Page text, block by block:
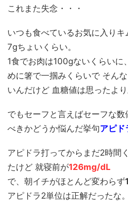
これまた失念・・・
いつも食べているお気に入り
7gちょいくらい。
1食でお肉は100gないくらいに
めに箸で一掴みくらいで そん
いんだけど 血糖値は思ったより
でもセーフと言えばセーフな
べきかどうか悩んだ挙句アピド
アピドラ打ってからまだ2時間
たけど 就寝前が126mg/dL
で、朝イチがほとんど変わらず
アピドラ2単位は正解だったな。